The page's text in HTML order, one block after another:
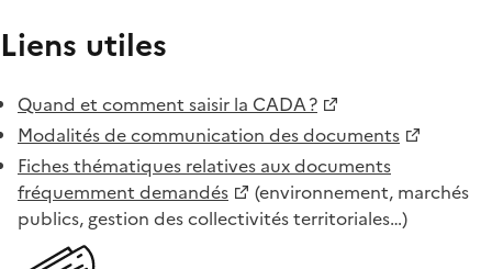
Liens utiles
Quand et comment saisir la CADA ?
Modalités de communication des documents
Fiches thématiques relatives aux documents
fréquemment demandés
(environnement, marchés
publics, gestion des collectivités territoriales…)